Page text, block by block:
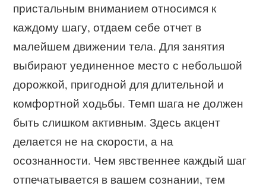
пристальным вниманием относимся к
каждому шагу, отдаем себе отчет в
малейшем движении тела. Для занятия
выбирают уединенное место с небольшой
дорожкой, пригодной для длительной и
комфортной ходьбы. Темп шага не должен
быть слишком активным. Здесь акцент
делается не на скорости, а на
осознанности. Чем явственнее каждый шаг
отпечатывается в вашем сознании, тем